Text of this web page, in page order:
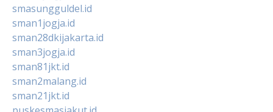
smasungguldel.id
sman1jogja.id
sman28dkijakarta.id
sman3jogja.id
sman81jkt.id
sman2malang.id
sman21jkt.id